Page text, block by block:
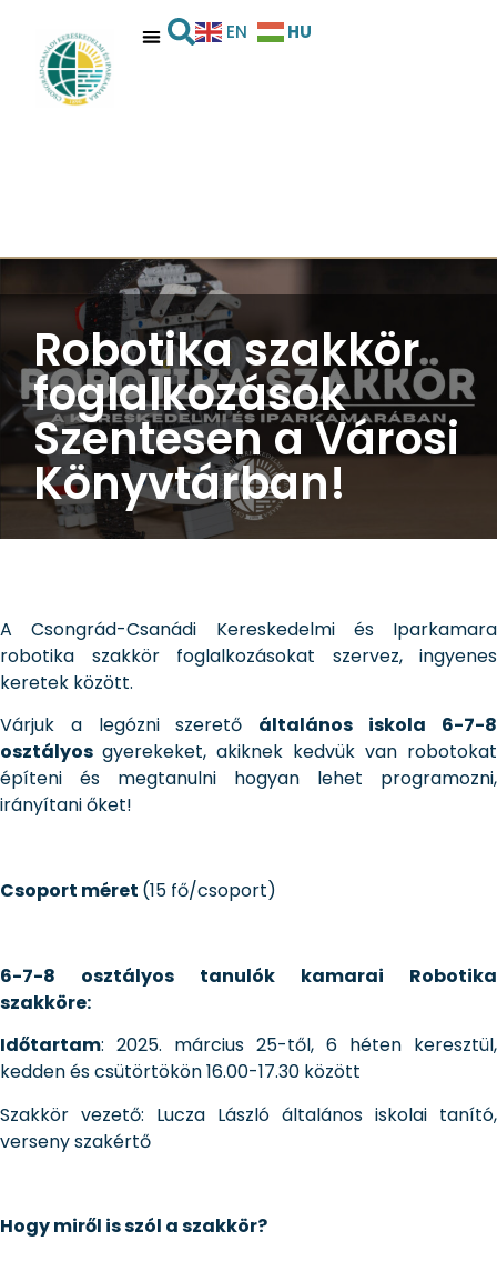
EN HU
Robotika szakkör
foglalkozások
Szentesen a Városi
Könyvtárban!
A Csongrád-Csanádi Kereskedelmi és Iparkamara
robotika szakkör foglalkozásokat szervez, ingyenes
keretek között.
Várjuk a legózni szerető általános iskola 6-7-8
osztályos gyerekeket, akiknek kedvük van robotokat
építeni és megtanulni hogyan lehet programozni,
irányítani őket!
Csoport méret (15 fő/csoport)
6-7-8 osztályos tanulók kamarai Robotika
szakköre:
Időtartam: 2025. március 25-től, 6 héten keresztül,
kedden és csütörtökön 16.00-17.30 között
Szakkör vezető: Lucza László általános iskolai tanító,
verseny szakértő
Hogy miről is szól a szakkör?